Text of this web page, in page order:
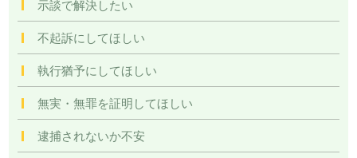
示談で解決したい
不起訴にしてほしい
執行猶予にしてほしい
無実・無罪を証明してほしい
逮捕されないか不安